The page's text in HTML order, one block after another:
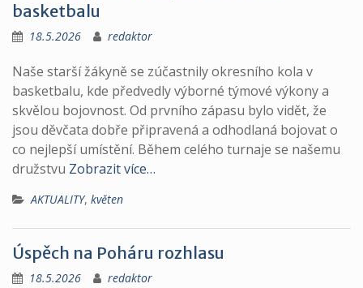
basketbalu
18.5.2026 redaktor
Naše starší žákyně se zúčastnily okresního kola v
basketbalu, kde předvedly výborné týmové výkony a
skvělou bojovnost. Od prvního zápasu bylo vidět, že
jsou děvčata dobře připravená a odhodlaná bojovat o
co nejlepší umístění. Během celého turnaje se našemu
družstvu Zobrazit více…
AKTUALITY, květen
Úspěch na Poháru rozhlasu
18.5.2026 redaktor